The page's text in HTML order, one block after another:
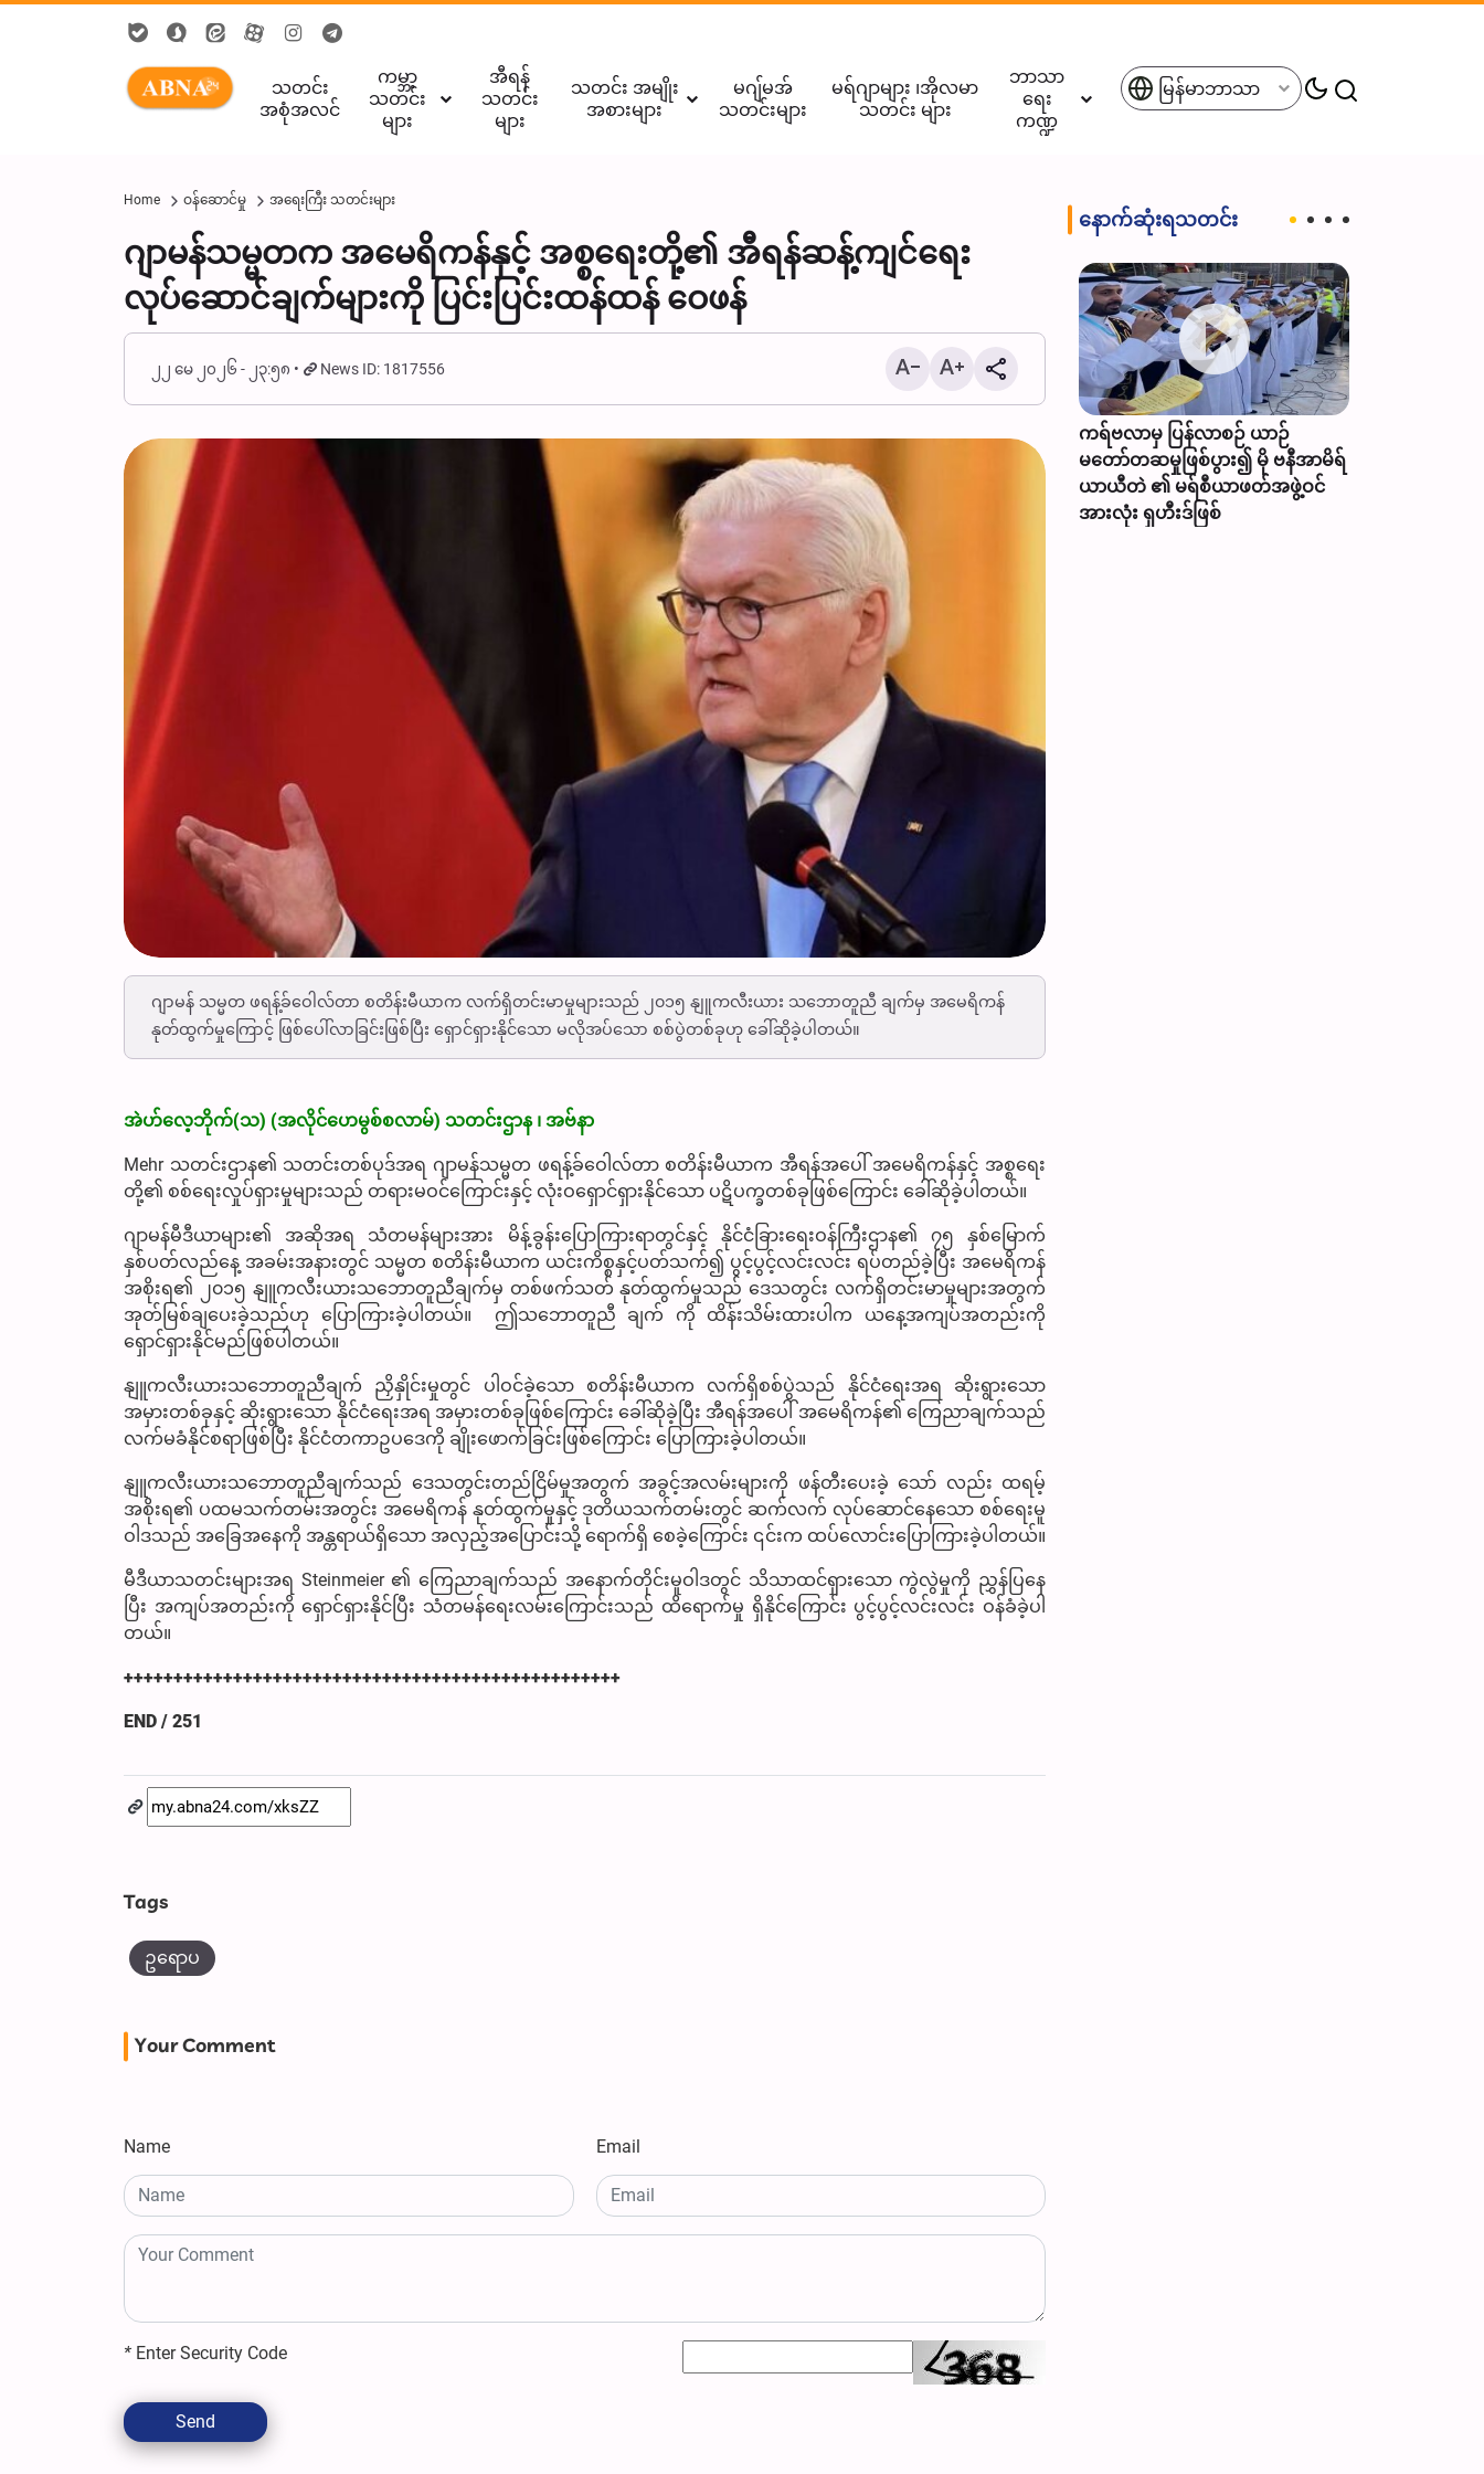
သတင်း
အစုံအလင်
ကမ္ဘာ့
သတင်း
များ
အီရန်
သတင်း
များ
သတင်း အမျိုး
အစားများ
မဂျ်မအ်
သတင်းများ
မရ်ဂျာများ ၊အိုလမာ
သတင်း များ
ဘာသာ
ရေး
ကဏ္ဍ
မြန်မာဘာသာ
Home ဝန်ဆောင်မှု အရေးကြီး သတင်းများ
ဂျာမန်သမ္မတက အမေရိကန်နှင့် အစ္စရေးတို့၏ အီရန်ဆန့်ကျင်ရေး
လုပ်ဆောင်ချက်များကို ပြင်းပြင်းထန်ထန် ဝေဖန်
၂၂ မေ ၂၀၂၆ - ၂၃:၅၈ News ID: 1817556
ဂျာမန် သမ္မတ ဖရန့်ခ်ဝေါလ်တာ စတိန်းမီယာက လက်ရှိတင်းမာမှုများသည် ၂၀၁၅ နျူကလီးယား သဘောတူညီ ချက်မှ အမေရိကန်
နုတ်ထွက်မှုကြောင့် ဖြစ်ပေါ်လာခြင်းဖြစ်ပြီး ရှောင်ရှားနိုင်သော မလိုအပ်သော စစ်ပွဲတစ်ခုဟု ခေါ်ဆိုခဲ့ပါတယ်။
အဲဟ်လေ့ဘိုက်(သ) (အလိုင်ဟေမွစ်စလာမ်) သတင်းဌာန ၊ အဗ်နာ
Mehr သတင်းဌာန၏ သတင်းတစ်ပုဒ်အရ ဂျာမန်သမ္မတ ဖရန့်ခ်ဝေါလ်တာ စတိန်းမီယာက အီရန်အပေါ် အမေရိကန်နှင့် အစ္စရေး
တို့၏ စစ်ရေးလှုပ်ရှားမှုများသည် တရားမဝင်ကြောင်းနှင့် လုံးဝရှောင်ရှားနိုင်သော ပဋိပက္ခတစ်ခုဖြစ်ကြောင်း ခေါ်ဆိုခဲ့ပါတယ်။
ဂျာမန်မီဒီယာများ၏ အဆိုအရ သံတမန်များအား မိန့်ခွန်းပြောကြားရာတွင်နှင့် နိုင်ငံခြားရေးဝန်ကြီးဌာန၏ ၇၅ နှစ်မြောက်
နှစ်ပတ်လည်နေ့ အခမ်းအနားတွင် သမ္မတ စတိန်းမီယာက ယင်းကိစ္စနှင့်ပတ်သက်၍ ပွင့်ပွင့်လင်းလင်း ရပ်တည်ခဲ့ပြီး အမေရိကန်
အစိုးရ၏ ၂၀၁၅ နျူကလီးယားသဘောတူညီချက်မှ တစ်ဖက်သတ် နုတ်ထွက်မှုသည် ဒေသတွင်း လက်ရှိတင်းမာမှုများအတွက်
အုတ်မြစ်ချပေးခဲ့သည်ဟု ပြောကြားခဲ့ပါတယ်။ ဤသဘောတူညီ ချက် ကို ထိန်းသိမ်းထားပါက ယနေ့အကျပ်အတည်းကို
ရှောင်ရှားနိုင်မည်ဖြစ်ပါတယ်။
နျူကလီးယားသဘောတူညီချက် ညှိနှိုင်းမှုတွင် ပါဝင်ခဲ့သော စတိန်းမီယာက လက်ရှိစစ်ပွဲသည် နိုင်ငံရေးအရ ဆိုးရွားသော
အမှားတစ်ခုနှင့် ဆိုးရွားသော နိုင်ငံရေးအရ အမှားတစ်ခုဖြစ်ကြောင်း ခေါ်ဆိုခဲ့ပြီး အီရန်အပေါ် အမေရိကန်၏ ကြေညာချက်သည်
လက်မခံနိုင်စရာဖြစ်ပြီး နိုင်ငံတကာဥပဒေကို ချိုးဖောက်ခြင်းဖြစ်ကြောင်း ပြောကြားခဲ့ပါတယ်။
နျူကလီးယားသဘောတူညီချက်သည် ဒေသတွင်းတည်ငြိမ်မှုအတွက် အခွင့်အလမ်းများကို ဖန်တီးပေးခဲ့ သော် လည်း ထရမ့်
အစိုးရ၏ ပထမသက်တမ်းအတွင်း အမေရိကန် နုတ်ထွက်မှုနှင့် ဒုတိယသက်တမ်းတွင် ဆက်လက် လုပ်ဆောင်နေသော စစ်ရေးမူ
ဝါဒသည် အခြေအနေကို အန္တရာယ်ရှိသော အလှည့်အပြောင်းသို့ ရောက်ရှိ စေခဲ့ကြောင်း ၎င်းက ထပ်လောင်းပြောကြားခဲ့ပါတယ်။
မီဒီယာသတင်းများအရ Steinmeier ၏ ကြေညာချက်သည် အနောက်တိုင်းမူဝါဒတွင် သိသာထင်ရှားသော ကွဲလွဲမှုကို ညွှန်ပြနေ
ပြီး အကျပ်အတည်းကို ရှောင်ရှားနိုင်ပြီး သံတမန်ရေးလမ်းကြောင်းသည် ထိရောက်မှု ရှိနိုင်ကြောင်း ပွင့်ပွင့်လင်းလင်း ဝန်ခံခဲ့ပါ
တယ်။
++++++++++++++++++++++++++++++++++++++++++++++++++
END / 251
Tags
ဥရောပ
Your Comment
Name Email
* Enter Security Code
Send
နောက်ဆုံးရသတင်း
ထိုင်းနိုင်ငံရှိ ဒါရိုဇ်ဇဲဟ်ရာ (စ.အ) မတ်
မာဇ် ။ ။ Photos
ကရ်ဗလာမှ ပြန်လာစဉ် ယာဉ်
မတော်တဆမှုဖြစ်ပွား၍ မို ဗနီအာမိရ်
ယာယီတဲ ၏ မရ်စီယာဖတ်အဖွဲ့ဝင်
အားလုံး ရှဟီးဒ်ဖြစ်